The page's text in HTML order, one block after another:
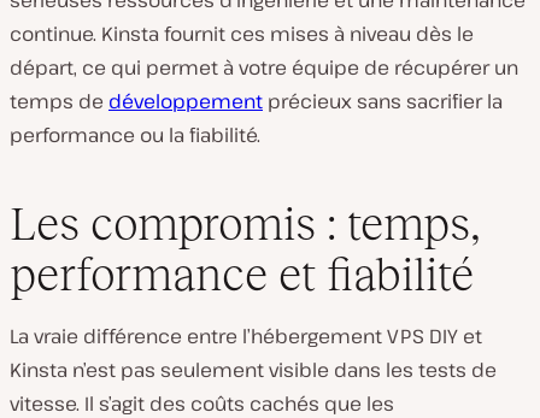
continue. Kinsta fournit ces mises à niveau dès le
départ, ce qui permet à votre équipe de récupérer un
temps de développement précieux sans sacrifier la
performance ou la fiabilité.
Les compromis : temps,
performance et fiabilité
La vraie différence entre l’hébergement VPS DIY et
Kinsta n’est pas seulement visible dans les tests de
vitesse. Il s’agit des coûts cachés que les